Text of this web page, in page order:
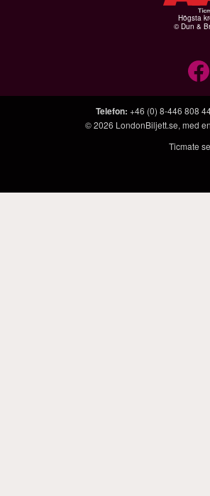
Högsta
© Dun &
Telefon: +46 (0) 8-446 808
© 2026 LondonBiljett.se, med
Ticmate